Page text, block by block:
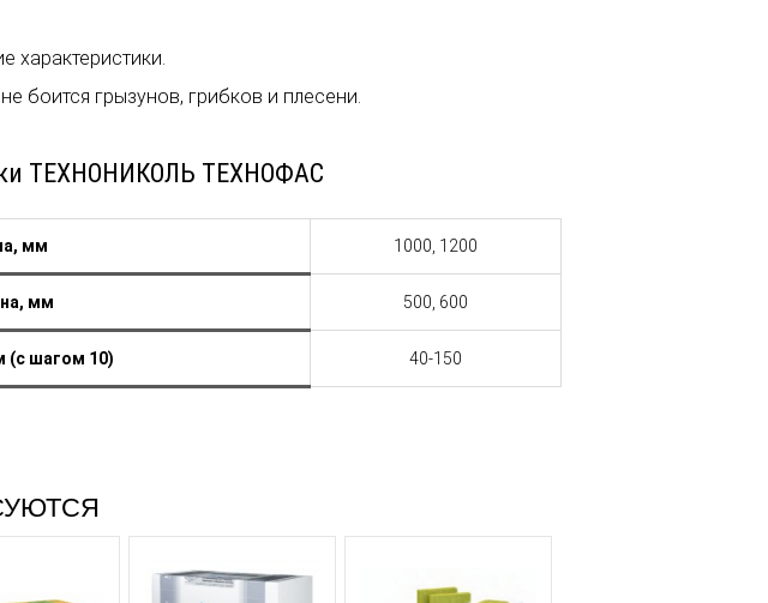
характеристики.
боится грызунов, грибков и плесени.
ТЕХНОНИКОЛЬ ТЕХНОФАС
мм 1000, 1200
мм 500, 600
(с шагом 10) 40-150